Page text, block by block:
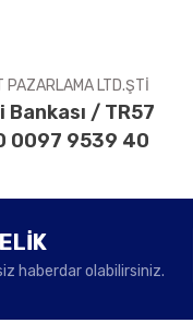
PAZARLAMA LTD.ŞTİ
Bankası / TR57
0097 9539 40
haberdar olabilirsiniz.